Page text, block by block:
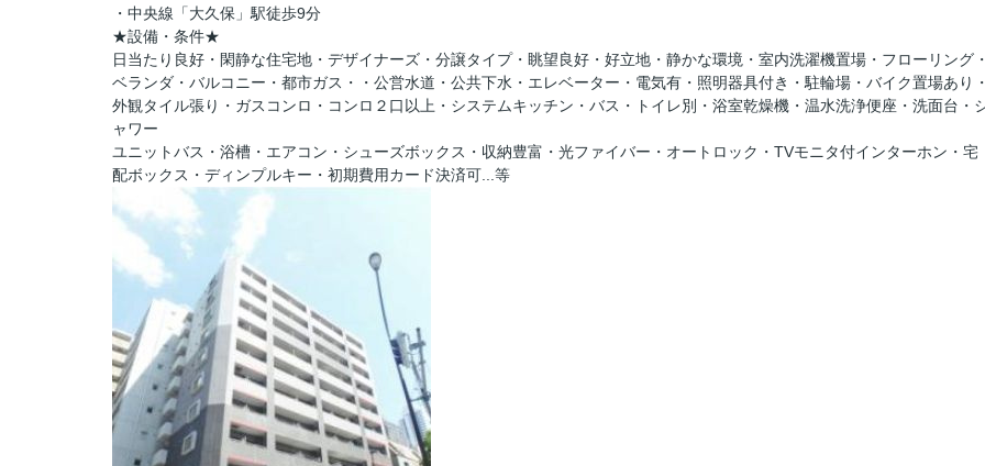
・中央線「大久保」駅徒歩9分
★設備・条件★
日当たり良好・閑静な住宅地・デザイナーズ・分譲タイプ・眺望良好・好立地・静かな環境・室内洗濯機置場・フローリング・
ベランダ・バルコニー・都市ガス・・公営水道・公共下水・エレベーター・電気有・照明器具付き・駐輪場・バイク置場あり・
外観タイル張り・ガスコンロ・コンロ２口以上・システムキッチン・バス・トイレ別・浴室乾燥機・温水洗浄便座・洗面台・
ャワー
ユニットバス・浴槽・エアコン・シューズボックス・収納豊富・光ファイバー・オートロック・TVモニタ付インターホン・宅
配ボックス・ディンプルキー・初期費用カード決済可...等